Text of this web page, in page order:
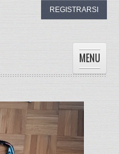
MENU
DONNE
UOMINI
BAMBINI
REGISTRARSI